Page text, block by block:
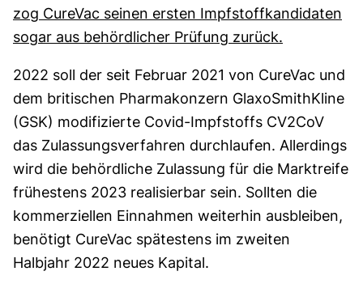
zog CureVac seinen ersten Impfstoffkandidaten
sogar aus behördlicher Prüfung zurück.
2022 soll der seit Februar 2021 von CureVac und
dem britischen Pharmakonzern GlaxoSmithKline
(GSK) modifizierte Covid-Impfstoffs CV2CoV
das Zulassungsverfahren durchlaufen. Allerdings
wird die behördliche Zulassung für die Marktreife
frühestens 2023 realisierbar sein. Sollten die
kommerziellen Einnahmen weiterhin ausbleiben,
benötigt CureVac spätestens im zweiten
Halbjahr 2022 neues Kapital.